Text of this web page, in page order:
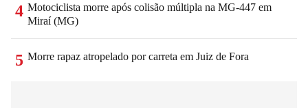
4 Motociclista morre após colisão múltipla na MG-447 em
Miraí (MG)
5 Morre rapaz atropelado por carreta em Juiz de Fora